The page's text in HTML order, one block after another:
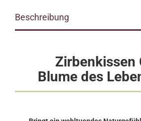
Beschreibung
Zirbenkissen
Blume des